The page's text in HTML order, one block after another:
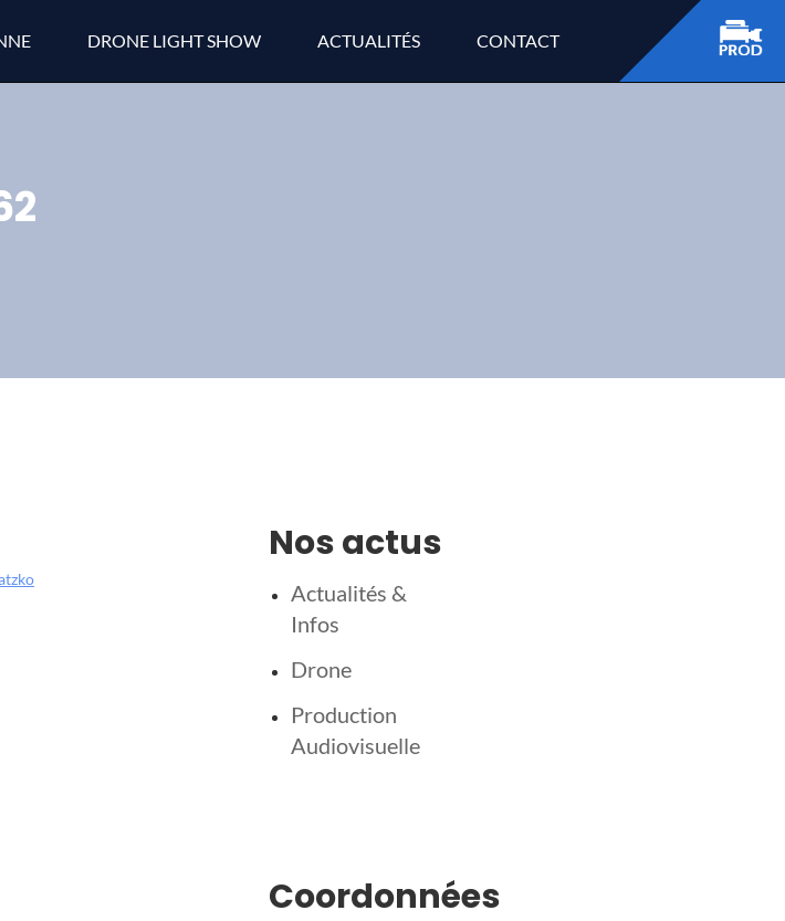
DRONE LIGHT SHOW ACTUALITÉS CONTACT
Nos actus
Actualités &
Infos
Drone
Production
Audiovisuelle
Coordonnées